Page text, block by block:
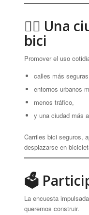
🚴‍♀️ Una
bici
Promover el uso
calles más
entornos urbanos
menos tráfico,
y una ciudad más
Carriles bici seguros,
desplazarse en
🗳
La encuesta
queremos construir.